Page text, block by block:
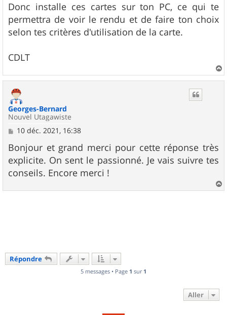
Donc installe ces cartes sur ton PC, ce qui te
permettra de voir le rendu et de faire ton choix
selon tes critères d'utilisation de la carte.
CDLT
a
Georges-Bernard
Nouvel Utagawiste
M
s
s
a
g
e
10 déc. 2021, 16:38
Bonjour et grand merci pour cette réponse très
explicite. On sent le passionné. Je vais suivre tes
conseils. Encore merci !
a
Répondre
5 messages • Page 1 sur 1
Aller